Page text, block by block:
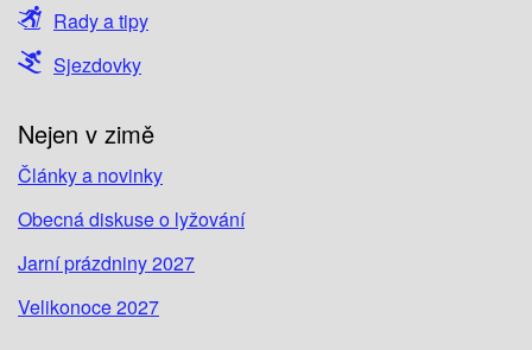
Rady a tipy
Sjezdovky
Nejen v zimě
Články a novinky
Obecná diskuse o lyžování
Jarní prázdniny 2027
Velikonoce 2027